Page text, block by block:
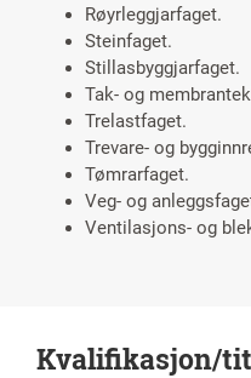
Røyrleggjarfaget.
Steinfaget.
Stillasbyggjarfaget.
Tak- og
Trelastfaget.
Trevare- og
Tømrarfaget.
Veg- og
Ventilasjons- og
Kvalifikasjon/